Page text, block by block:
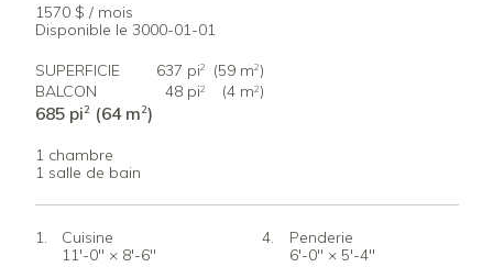
1570 $ / mois
Disponible le 3000-01-01
SUPERFICIE 637 pi2 (59 m2 )
BALCON
48 pi2 (4 m2 )
685 pi2 (64 m2)
1 chambre
1 salle de bain
Cuisine
11'-0" × 8'-6"
Penderie
6'-0" × 5'-4"